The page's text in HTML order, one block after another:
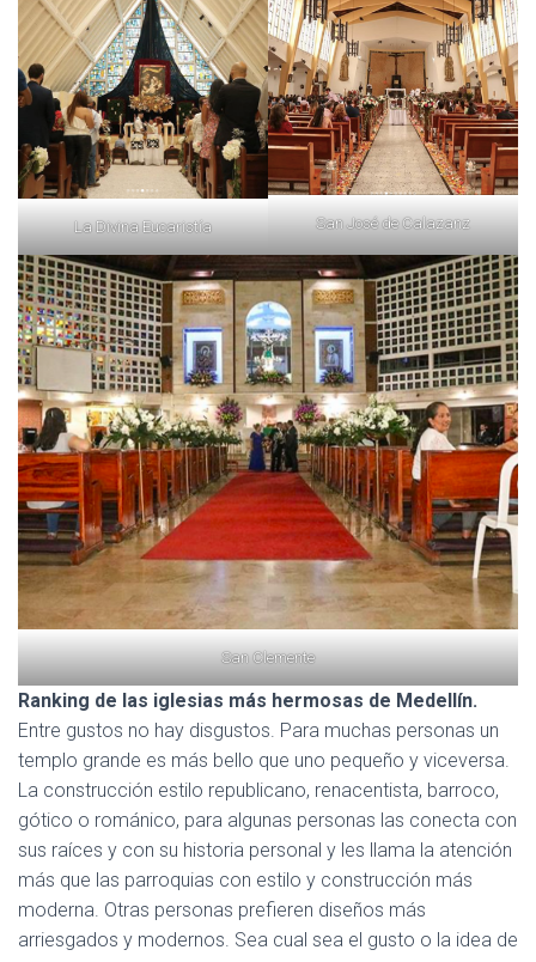
La Divina Eucaristía San José de Calazanz
San Clemente
Ranking de las iglesias más hermosas de Medellín.
Entre gustos no hay disgustos. Para muchas personas un
templo grande es más bello que uno pequeño y viceversa.
La construcción estilo republicano, renacentista, barroco,
gótico o románico, para algunas personas las conecta con
sus raíces y con su historia personal y les llama la atención
más que las parroquias con estilo y construcción más
moderna. Otras personas prefieren diseños más
arriesgados y modernos. Sea cual sea el gusto o la idea de